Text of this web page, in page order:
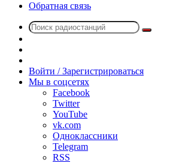
Обратная связь
Поиск
радио
Войти / Зарегистрироваться
Мы в соцсетях
Facebook
Twitter
YouTube
vk.com
Одноклассники
Telegram
RSS